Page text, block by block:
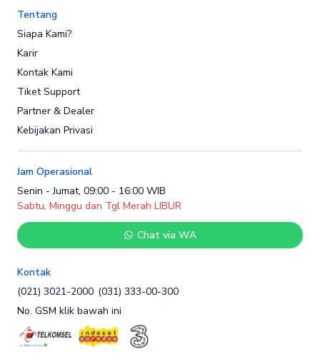
Tentang
Siapa Kami?
Karir
Kontak Kami
Tiket Support
Partner & Dealer
Kebijakan Privasi
Jam Operasional
Senin - Jumat, 09:00 - 16:00 WIB
Sabtu, Minggu dan Tgl Merah LIBUR
Chat via WA
Kontak
(021) 3021-2000 (031) 333-00-300
No. GSM klik bawah ini